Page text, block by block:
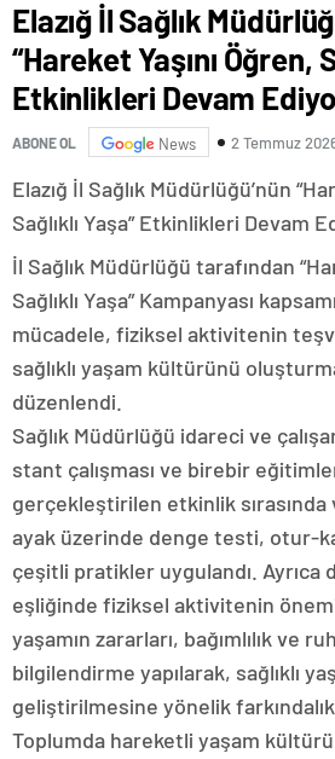
Elazığ İl Sağlık
“Hareket Yaşını Öğren,
Etkinlikleri Devam
ABONE OL News 2 Temmuz
Elazığ İl Sağlık Müdürlüğü’nün
Sağlıklı Yaşa” Etkinlikleri Devam
İl Sağlık Müdürlüğü tarafından
Sağlıklı Yaşa” Kampanyası
mücadele, fiziksel aktivitenin
sağlıklı yaşam kültürünü
düzenlendi.
Sağlık Müdürlüğü idareci ve
stant çalışması ve birebir
gerçekleştirilen etkinlik
ayak üzerinde denge testi, otur-
çeşitli pratikler uygulandı. Ayrıca
eşliğinde fiziksel aktivitenin
yaşamın zararları, bağımlılık ve
bilgilendirme yapılarak, sağlıklı
geliştirilmesine yönelik
Toplumda hareketli yaşam